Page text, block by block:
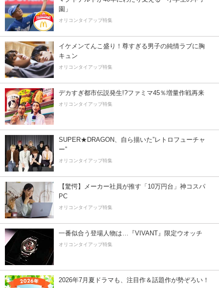
園」
オリコンタイアップ特集
イケメンてんこ盛り！尊すぎる男子の純情ラブに胸
キュン
オリコンタイアップ特集
デカすぎ都市伝説発生!?ファミマ45％増量作戦再来
オリコンタイアップ特集
SUPER★DRAGON、自ら描いた”レトロフューチャ
ー”
オリコンタイアップ特集
【驚愕】メーカー社員が推す「10万円台」神コスパ
PC
オリコンタイアップ特集
一番似合う登場人物は…『VIVANT』限定ウオッチ
オリコンタイアップ特集
2026年7月夏ドラマも、注目作＆話題作が勢ぞろい！